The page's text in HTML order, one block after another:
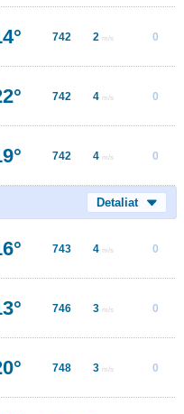
742 2 m/s 0
742 4 m/s 0
742 4 m/s 0
Detaliat
743 4 m/s 0
746 3 m/s 0
748 3 m/s 0